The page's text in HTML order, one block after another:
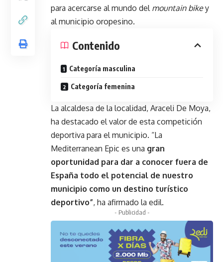
para acercarse al mundo del mountain bikey
al municipio oropesino.
Contenido
Categoría masculina
Categoría femenina
La alcaldesa de la localidad, Araceli De Moya,
ha destacado el valor de esta competición
deportiva para el municipio. “La
Mediterranean Epic es una gran
oportunidad para dar a conocer fuera de
España todo el potencial de nuestro
municipio como un destino turístico
deportivo”, ha afirmado la edil.
- Publicidad -